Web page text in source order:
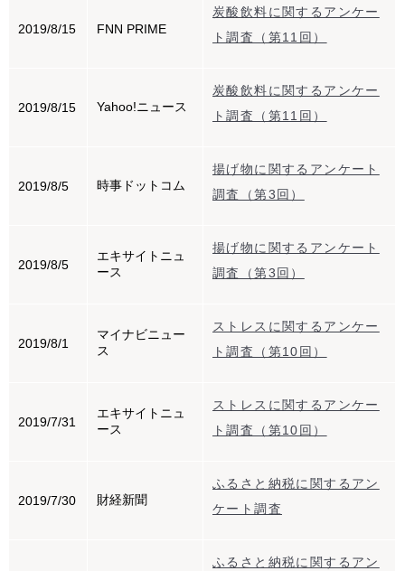
2019/8/15 FNN PRIME
炭酸飲料に関するアンケー
ト調査（第11回）
2019/8/15 Yahoo!ニュース
炭酸飲料に関するアンケー
ト調査（第11回）
2019/8/5 時事ドットコム
揚げ物に関するアンケート
調査（第3回）
2019/8/5
エキサイトニュ
ース
揚げ物に関するアンケート
調査（第3回）
2019/8/1
マイナビニュー
ス
ストレスに関するアンケー
ト調査（第10回）
2019/7/31
エキサイトニュ
ース
ストレスに関するアンケー
ト調査（第10回）
2019/7/30 財経新聞
ふるさと納税に関するアン
ケート調査
ふるさと納税に関するアン